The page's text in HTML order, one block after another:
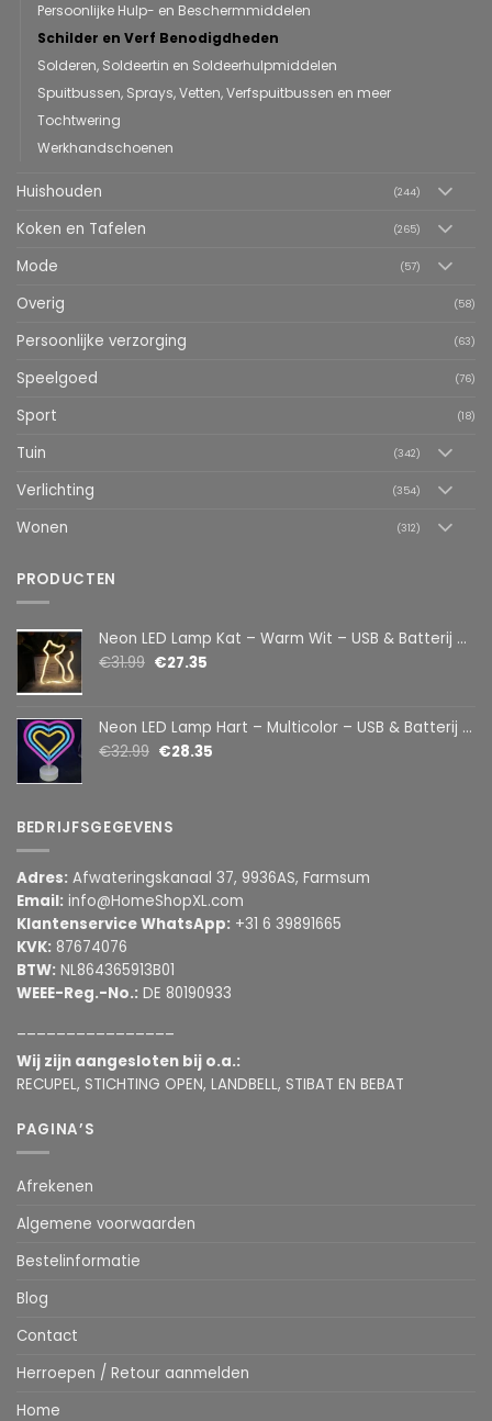
Persoonlijke Hulp- en Beschermmiddelen
Schilder en Verf Benodigdheden
Solderen, Soldeertin en Soldeerhulpmiddelen
Spuitbussen, Sprays, Vetten, Verfspuitbussen en meer
Tochtwering
Werkhandschoenen
Huishouden (244)
Koken en Tafelen (265)
Mode (57)
Overig (58)
Persoonlijke verzorging (63)
Speelgoed (76)
Sport (18)
Tuin (342)
Verlichting (354)
Wonen (312)
PRODUCTEN
Neon LED Lamp Kat – Warm Wit – USB & Batterij – Decoratieve Tafellamp voor Kinderkamer – 28,5 x 24,5 cm
€31.99 €27.35
Neon LED Lamp Hart – Multicolor – USB & Batterij – Hartvormige Sfeerlamp – Kinderkamer & Slaapkamer – 25,2 x 23 cm
€32.99 €28.35
BEDRIJFSGEGEVENS
Adres: Afwateringskanaal 37, 9936AS, Farmsum
Email: info@HomeShopXL.com
Klantenservice WhatsApp: +31 6 39891665
KVK: 87674076
BTW: NL864365913B01
WEEE-Reg.-No.: DE 80190933
Wij zijn aangesloten bij o.a.:
RECUPEL, STICHTING OPEN, LANDBELL, STIBAT EN BEBAT
PAGINA’S
Afrekenen
Algemene voorwaarden
Bestelinformatie
Blog
Contact
Herroepen / Retour aanmelden
Home